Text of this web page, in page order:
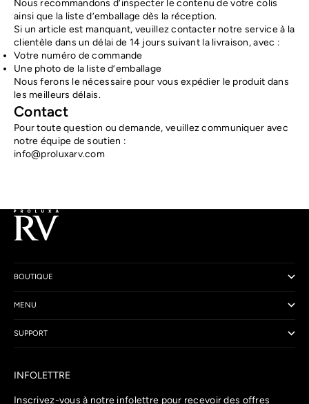
Nous recommandons d’inspecter le contenu de votre colis
ainsi que la liste d’emballage dès la réception.
Si un article est manquant, veuillez contacter notre service à la
clientèle dans un délai de 14 jours suivant la livraison, avec :
Votre numéro de commande
Une photo de la liste d’emballage
Nous ferons le nécessaire pour vous expédier le produit dans
les meilleurs délais.
Contact
Pour toute question ou demande, veuillez communiquer avec
notre équipe de soutien :
info@proluxarv.com
BOUTIQUE
MENU
SUPPORT
INFOLETTRE
Inscrivez-vous à notre infolettre pour recevoir des offres